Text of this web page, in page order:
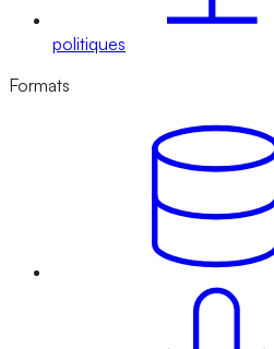
politiques
Formats